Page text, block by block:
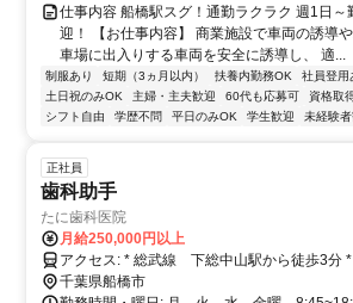
仕事内容 船橋駅スグ！通勤ラクラク 週1日
迎！ 【お仕事内容】 商業施設で車両の誘導
車場に出入りする車両を安全に誘導し、 適...
制服あり 短期（3ヵ月以内） 扶養内勤務OK 社員登用
土日祝のみOK
主婦・主夫歓迎 60代も応募可 資格取
シフト自由
学歴不問 平日のみOK 学生歓迎 未経験
正社員
歯科助手
たに歯科医院
月給250,000円以上
アクセス: * 総武線 下総中山駅から徒
千葉県船橋市